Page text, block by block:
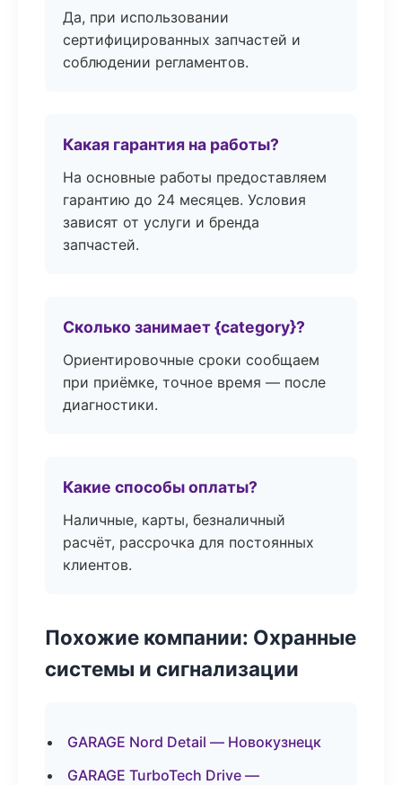
Да, при использовании
сертифицированных запчастей и
соблюдении регламентов.
Какая гарантия на работы?
На основные работы предоставляем
гарантию до 24 месяцев. Условия
зависят от услуги и бренда
запчастей.
Сколько занимает {category}?
Ориентировочные сроки сообщаем
при приёмке, точное время — после
диагностики.
Какие способы оплаты?
Наличные, карты, безналичный
расчёт, рассрочка для постоянных
клиентов.
Похожие компании: Охранные
системы и сигнализации
GARAGE Nord Detail — Новокузнецк
GARAGE TurboTech Drive —